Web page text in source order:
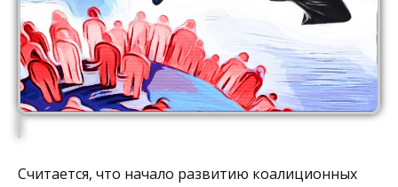
Считается, что начало развитию коалиционных